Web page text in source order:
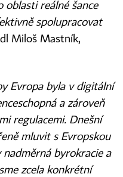
oblasti reálné šance
spolupracovat
Miloš Mastník,
Evropa byla v digitální
a zároveň
regulacemi. Dnešní
mluvit s Evropskou
byrokracie a
zcela konkrétní